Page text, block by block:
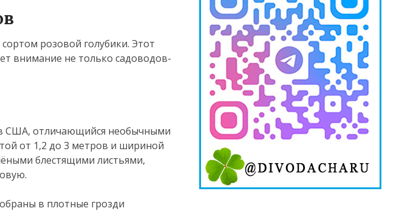
розовой голубики. Этот
внимание не только садоводов-
США, отличающийся необычными
от 1,2 до 3 метров и шириной
блестящими листьями,
в плотные грозди